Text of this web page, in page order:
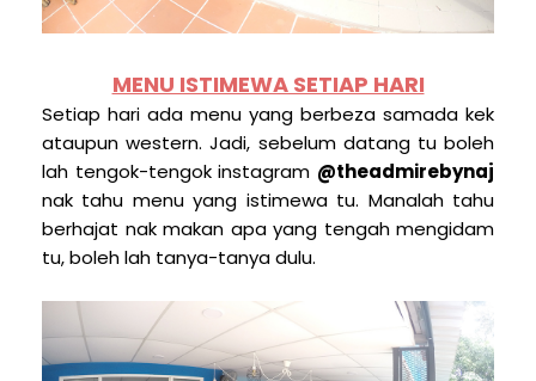
MENU ISTIMEWA SETIAP HARI
Setiap hari ada menu yang berbeza samada kek
ataupun western. Jadi, sebelum datang tu boleh
lah tengok-tengok instagram @theadmirebynaj
nak tahu menu yang istimewa tu. Manalah tahu
berhajat nak makan apa yang tengah mengidam
tu, boleh lah tanya-tanya dulu.